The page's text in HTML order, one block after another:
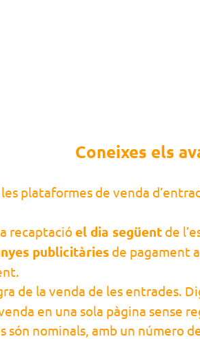
Coneixes els
plataformes de venda
recaptacióel dia següent de
publicitàries de pagament
de la venda de les entrades.
en una sola pàgina sense
són nominals, amb un número